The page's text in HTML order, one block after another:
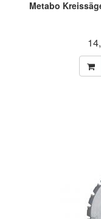
Metabo